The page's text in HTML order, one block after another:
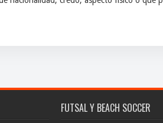
FUTSAL Y BEACH SOCCER